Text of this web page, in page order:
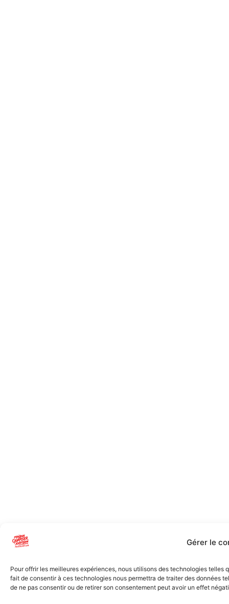
Gérer le
Pour offrir les meilleures expériences, nous utilisons des technologies
fait de consentir à ces technologies nous permettra de traiter des données
de ne pas consentir ou de retirer son consentement peut avoir un effet